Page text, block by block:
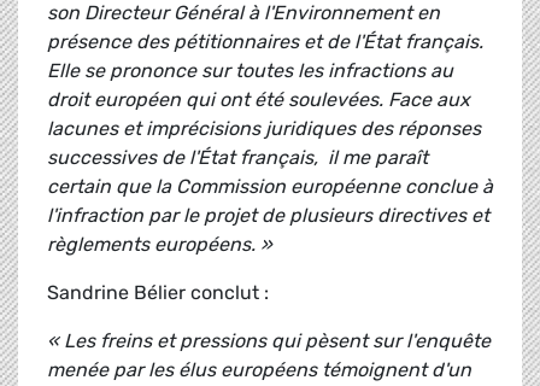
son Directeur Général à l'Environnement en
présence des pétitionnaires et de l'État français.
Elle se prononce sur toutes les infractions au
droit européen qui ont été soulevées. Face aux
lacunes et imprécisions juridiques des réponses
successives de l'État français, il me paraît
certain que la Commission européenne conclue à
l'infraction par le projet de plusieurs directives et
règlements européens. »
Sandrine Bélier conclut :
« Les freins et pressions qui pèsent sur l'enquête
menée par les élus européens témoignent d'un